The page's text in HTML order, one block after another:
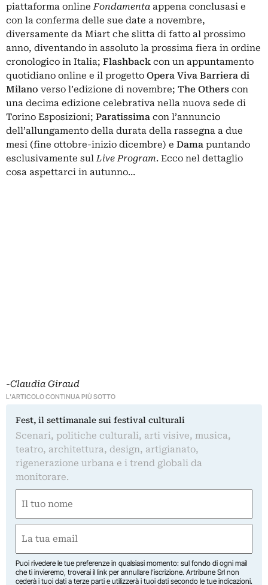
piattaforma onlineFondamenta appena conclusasi e
con la conferma delle sue date a novembre,
diversamente da Miart che slitta di fatto al prossimo
anno, diventando in assoluto la prossima fiera in ordine
cronologico in Italia; Flashback con un appuntamento
quotidiano online e il progetto Opera Viva Barriera di
Milano verso l’edizione di novembre; The Others con
una decima edizione celebrativa nella nuova sede di
Torino Esposizioni; Paratissima con l’annuncio
dell’allungamento della durata della rassegna a due
mesi (fine ottobre-inizio dicembre) e Dama puntando
esclusivamente sulLive Program. Ecco nel dettaglio
cosa aspettarci in autunno…
-Claudia Giraud
L'ARTICOLO CONTINUA PIÙ SOTTO
Fest, il settimanale sui festival culturali
Scenari, politiche culturali, arti visive, musica,
teatro, architettura, design, artigianato,
rigenerazione urbana e i trend globali da
monitorare.
(Required)
First
(Required)
Puoi rivedere le tue preferenze in qualsiasi momento: sul fondo di ogni mail
che ti invieremo, troverai il link per annullare l’iscrizione. Artribune Srl non
cederà i tuoi dati a terze parti e utilizzerà i tuoi dati secondo le tue indicazioni.